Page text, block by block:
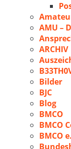
AMU –
ARCHIV
Bilder
BJC
Blog
BMCO
BMCO
BMCO